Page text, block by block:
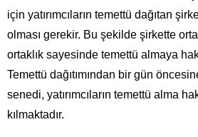
için yatırımcıların temettü dağıtan
olması gerekir. Bu şekilde şirkette
ortaklık sayesinde temettü almaya
Temettü dağıtımından bir gün
senedi, yatırımcıların temettü alma
kılmaktadır.